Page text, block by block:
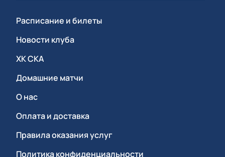
Расписание и билеты
Новости клуба
ХК СКА
Домашние матчи
О нас
Оплата и доставка
Правила оказания услуг
Политика конфиденциальности